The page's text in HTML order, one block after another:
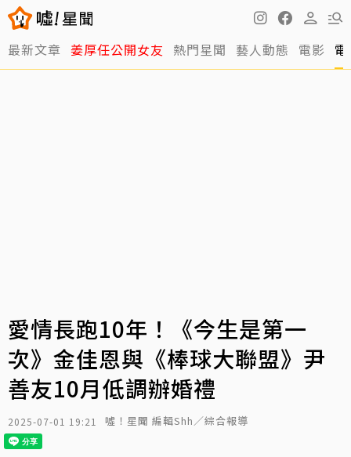
最新文章 姜厚任公開女友 熱門星聞 藝人動態 電影
愛情長跑10年！《今生是第一
次》金佳恩與《棒球大聯盟》尹
善友10月低調辦婚禮
2025-07-01 19:21 噓！星聞 編輯Shh／綜合報導